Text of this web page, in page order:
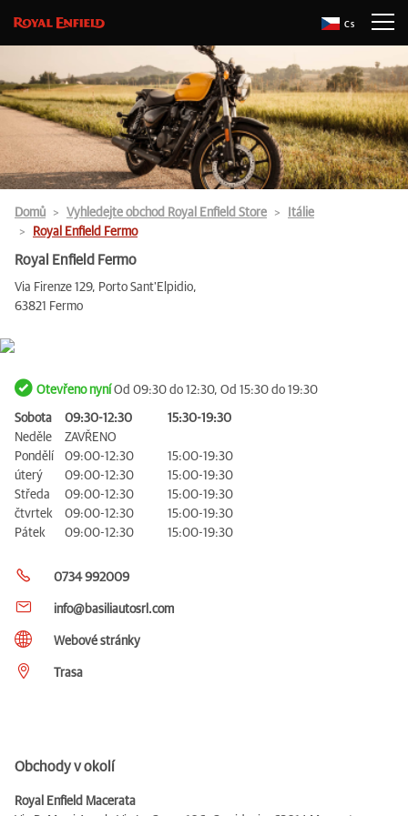
Cs
Domů Vyhledejte obchod Royal Enfield Store
Itálie
Royal Enfield Fermo
Royal Enfield Fermo
Via Firenze 129, Porto Sant'Elpidio,
63821 Fermo
Otevřeno nyní Od 09:30 do 12:30, Od 15:30 do 19:30
Sobota 09:30-12:30
15:30-19:30
Neděle
ZAVŘENO
Pondělí
09:00-12:30
15:00-19:30
úterý
09:00-12:30
15:00-19:30
Středa
09:00-12:30
15:00-19:30
čtvrtek
09:00-12:30
15:00-19:30
Pátek
09:00-12:30 15:00-19:30
0734 992009
info@basiliautosrl.com
Webové stránky
Trasa
Obchody v okolí
Royal Enfield Macerata